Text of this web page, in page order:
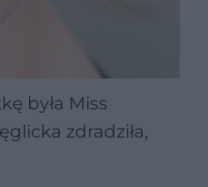
była Miss
zdradziła,